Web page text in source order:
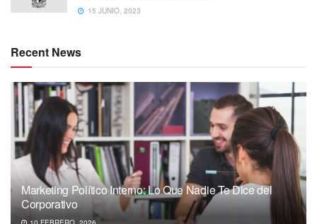
15 JUNIO, 2023
Recent News
Marketing Político Interno: Lo Que Nadie Te Dice del
Corporativo